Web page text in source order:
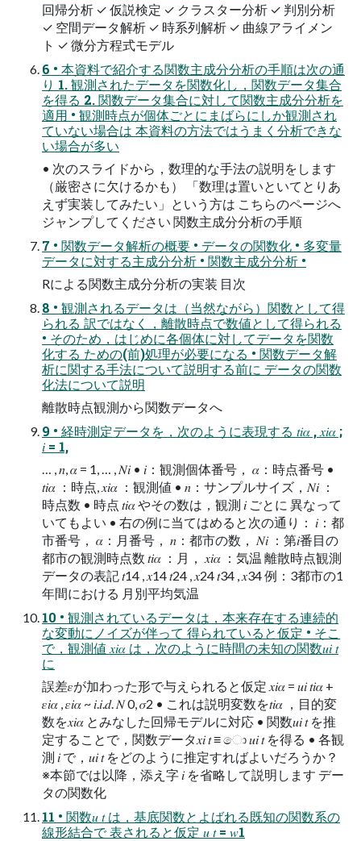
回帰分析 ✓ 仮説検定 ✓ クラスター分析 ✓ 判別分析
✓ 空間データ解析 ✓ 時系列解析 ✓ 曲線アライメン
ト ✓ 微分方程式モデル
6 • 本資料で紹介する関数主成分分析の手順は次の通
り 1. 観測されたデータを関数化し，関数データ集合
を得る 2. 関数データ集合に対して関数主成分分析を
適用 • 観測時点が個体ごとにまばらにしか観測され
ていない場合は 本資料の方法ではうまく分析できな
い場合が多い
• 次のスライドから，数理的な手法の説明をします
（厳密さに欠けるかも） 「数理は置いといてとりあ
えず実装してみたい」という方は こちらのページへ
ジャンプしてください 関数主成分分析の手順
7 • 関数データ解析の概要 • データの関数化 • 多変量
データに対する主成分分析 • 関数主成分分析 •
Rによる関数主成分分析の実装 目次
8 • 観測されるデータは（当然ながら）関数として得
られる 訳ではなく，離散時点で数値として得られる
• そのため，はじめに各個体に対してデータを関数
化する ための(前)処理が必要になる • 関数データ解
析に関する手法について説明する前に データの関数
化法について説明
離散時点観測から関数データへ
9 • 経時測定データを，次のように表現する 𝑡𝑖𝛼 , 𝑥𝑖𝛼 ;
𝑖 = 1,
… , 𝑛, 𝛼 = 1, … , 𝑁𝑖 • 𝑖：観測個体番号， 𝛼：時点番号 •
𝑡𝑖𝛼 ：時点, 𝑥𝑖𝛼 ：観測値 • 𝑛：サンプルサイズ，𝑁𝑖 ：
時点数 • 時点 𝑡𝑖𝛼 やその数は，観測 𝑖 ごとに 異なって
いてもよい • 右の例に当てはめると次の通り： 𝑖：都
市番号， 𝛼：月番号， 𝑛：都市の数， 𝑁𝑖 ：第𝑖番目の
都市の観測時点数 𝑡𝑖𝛼 ：月， 𝑥𝑖𝛼 ：気温 離散時点観測
データの表記 𝑡14 , 𝑥14 𝑡24 , 𝑥24 𝑡34 , 𝑥34 例：3都市の1
年間における 月別平均気温
10 • 観測されているデータは，本来存在する連続的
な変動にノイズが伴って 得られていると仮定 • そこ
で，観測値 𝑥𝑖𝛼 は，次のように時間の未知の関数𝑢𝑖 𝑡
に
誤差𝜀が加わった形で与えられると仮定 𝑥𝑖𝛼 = 𝑢𝑖 𝑡𝑖𝛼 +
𝜀𝑖𝛼 , 𝜀𝑖𝛼 ~ 𝑖.𝑖.𝑑. 𝑁 0, 𝜎2 • これは説明変数を𝑡𝑖𝛼 ，目的変
数を𝑥𝑖𝛼 とみなした回帰モデルに対応 • 関数𝑢𝑖 𝑡 を推
定することで，関数データ𝑥𝑖 𝑡 ≡ ො 𝑢𝑖 𝑡 を得る • 各観
測 𝑖 で，𝑢𝑖 𝑡 をどのように推定すればよいだろうか？
※本節では以降，添え字 𝑖 を省略して説明します デー
タの関数化
11 • 関数𝑢 𝑡 は，基底関数とよばれる既知の関数系の
線形結合で 表されると仮定 𝑢 𝑡 = 𝑤1